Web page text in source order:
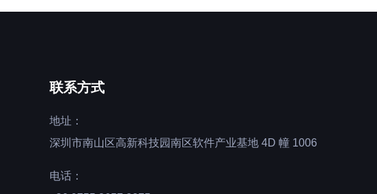
联系方式
地址：
深圳市南山区高新科技园南区软件产业基地 4D 幢 1006
电话：